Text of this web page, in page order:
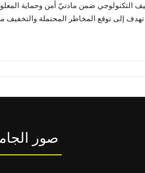
ضمن مادتيّ أمن وحماية
إلى توقع المخاطر المحتملة والتخفيف
صور